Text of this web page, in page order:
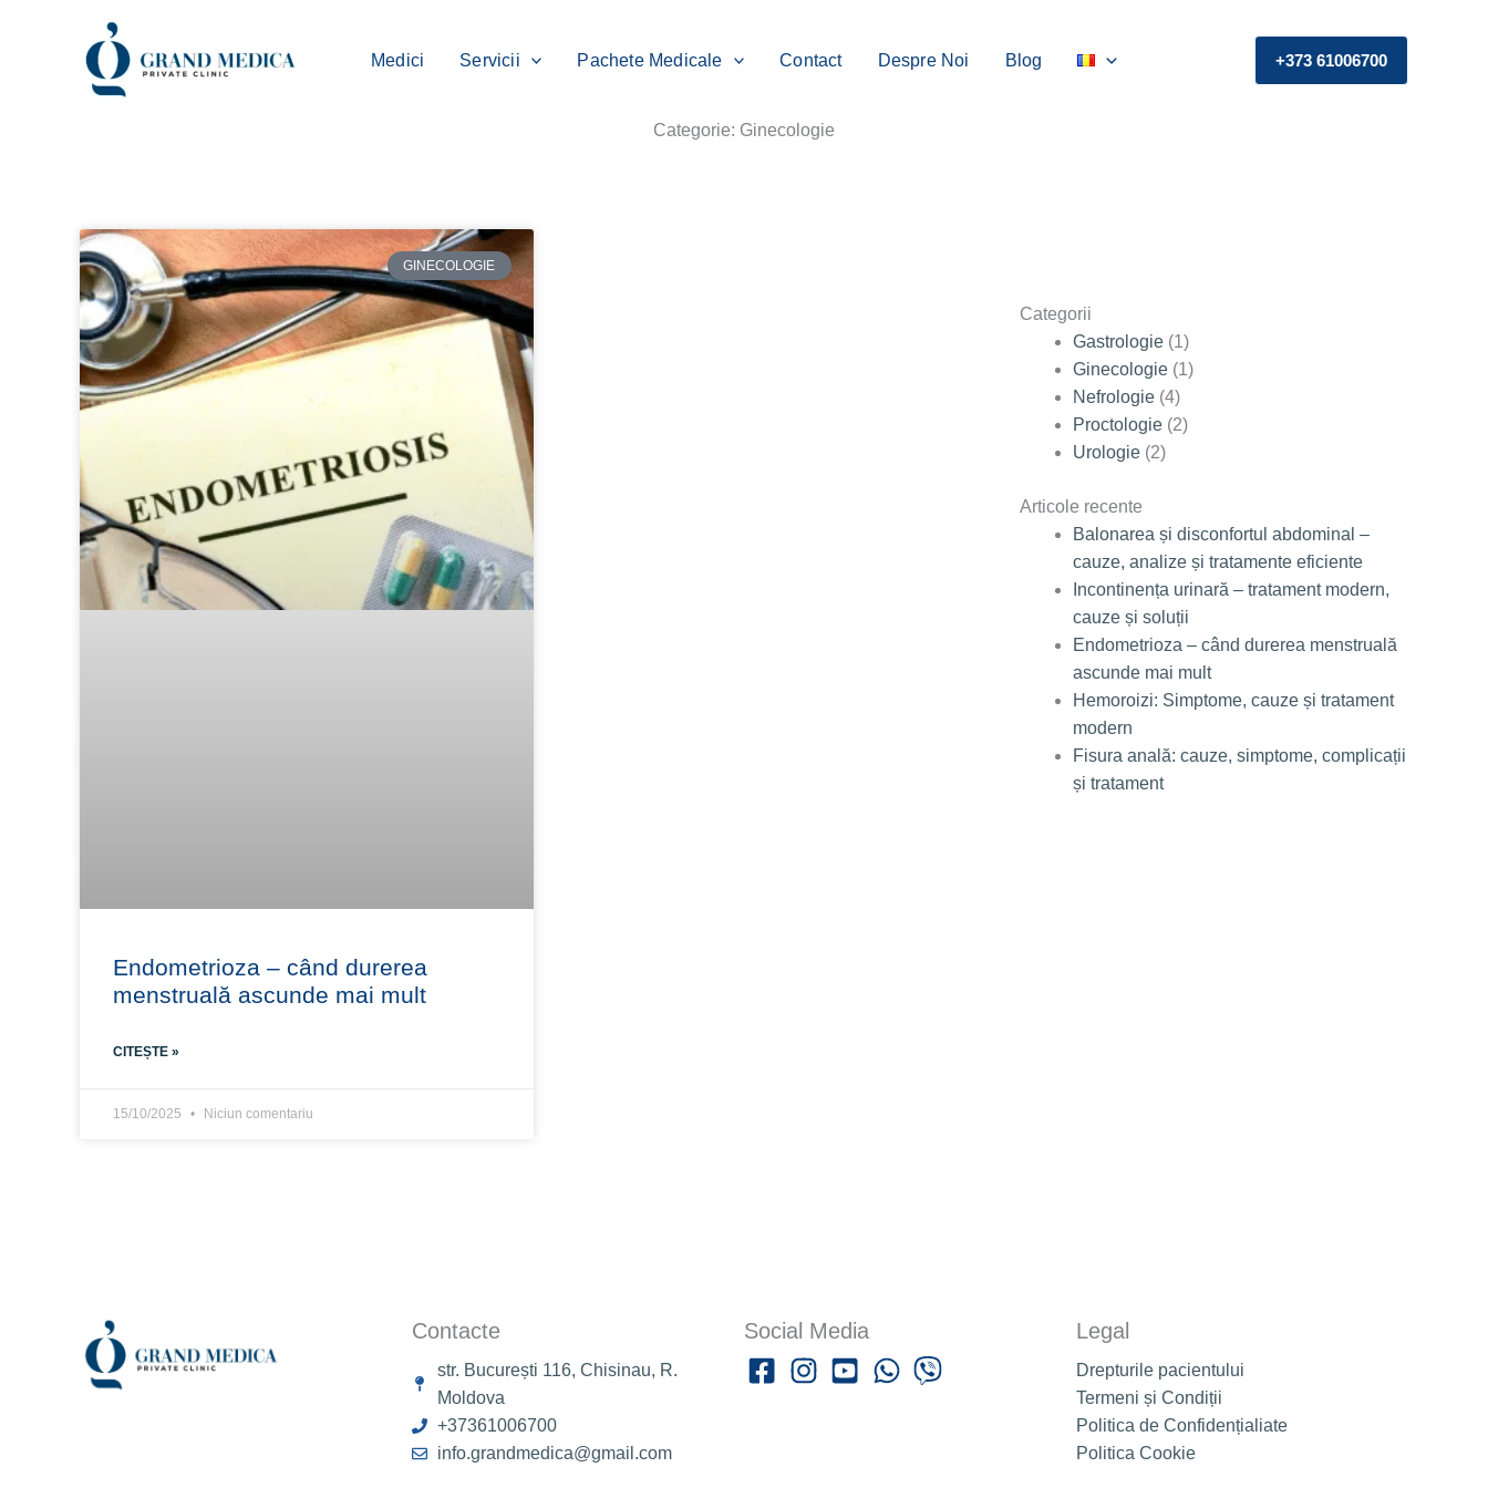
Medici Servicii Pachete Medicale Contact Despre Noi Blog +373 61006700
Categorie: Ginecologie
Categorii
Gastrologie (1)
Ginecologie (1)
Nefrologie (4)
Proctologie (2)
Urologie (2)
Articole recente
Balonarea și disconfortul abdominal –
cauze, analize și tratamente eficiente
Incontinența urinară – tratament modern,
cauze și soluții
Endometrioza – când durerea menstruală
ascunde mai mult
Hemoroizi: Simptome, cauze și tratament
modern
Fisura anală: cauze, simptome, complicații
și tratament
GINECOLOGIE
Endometrioza – când durerea
menstruală ascunde mai mult
CITEȘTE »
15/10/2025 Niciun comentariu
Contacte
str. București 116, Chisinau, R.
Moldova
+37361006700
info.grandmedica@gmail.com
Social Media Legal
Drepturile pacientului
Termeni și Condiții
Politica de Confidențialiate
Politica Cookie